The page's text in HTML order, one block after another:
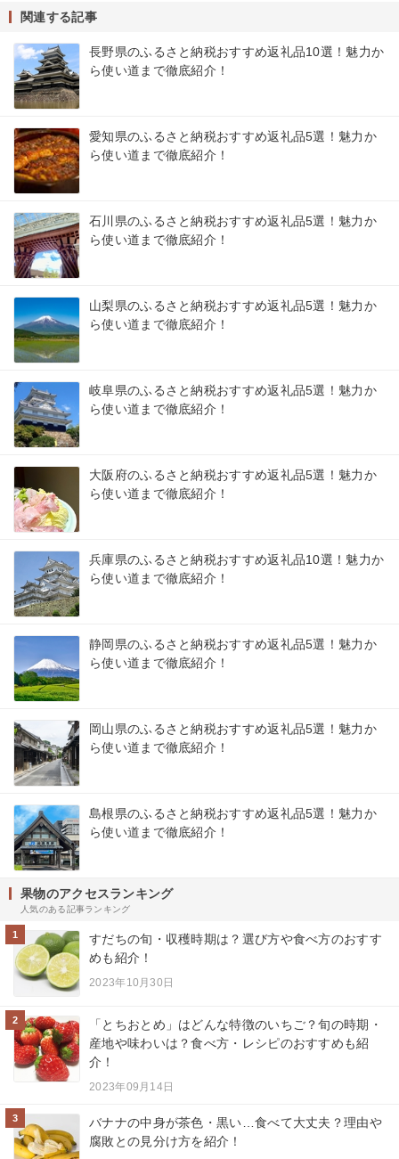
関連する記事
長野県のふるさと納税おすすめ返礼品10選！魅力か
ら使い道まで徹底紹介！
愛知県のふるさと納税おすすめ返礼品5選！魅力か
ら使い道まで徹底紹介！
石川県のふるさと納税おすすめ返礼品5選！魅力か
ら使い道まで徹底紹介！
山梨県のふるさと納税おすすめ返礼品5選！魅力か
ら使い道まで徹底紹介！
岐阜県のふるさと納税おすすめ返礼品5選！魅力か
ら使い道まで徹底紹介！
大阪府のふるさと納税おすすめ返礼品5選！魅力か
ら使い道まで徹底紹介！
兵庫県のふるさと納税おすすめ返礼品10選！魅力か
ら使い道まで徹底紹介！
静岡県のふるさと納税おすすめ返礼品5選！魅力か
ら使い道まで徹底紹介！
岡山県のふるさと納税おすすめ返礼品5選！魅力か
ら使い道まで徹底紹介！
島根県のふるさと納税おすすめ返礼品5選！魅力か
ら使い道まで徹底紹介！
果物のアクセスランキング
人気のある記事ランキング
1
すだちの旬・収穫時期は？選び方や食べ方のおすす
めも紹介！
2023年10月30日
2
「とちおとめ」はどんな特徴のいちご？旬の時期・
産地や味わいは？食べ方・レシピのおすすめも紹
介！
2023年09月14日
3
バナナの中身が茶色・黒い…食べて大丈夫？理由や
腐敗との見分け方を紹介！